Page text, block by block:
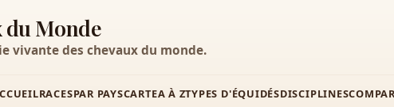
du Monde
vivante des chevaux du monde.
RACESPAR PAYSCARTEA À ZTYPES D'ÉQUIDÉSDISCIPLINES